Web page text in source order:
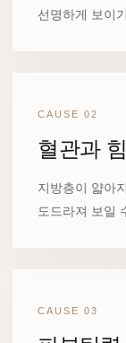
선명하게 보이
CAUSE 02
혈관과
지방층이 얇아
도드라져 보일
CAUSE 03